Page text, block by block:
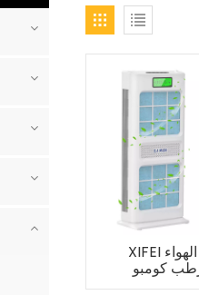
XIFEI لتنقية الهواء
كومبو